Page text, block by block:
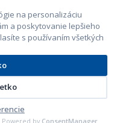
na personalizáciu
a poskytovanie lepšieho
s používaním všetkých
Powered by ConsentManager